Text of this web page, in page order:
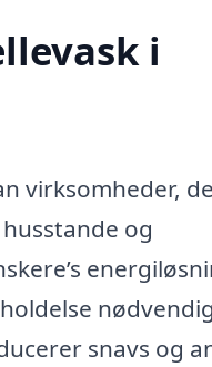
i
virksomheder,
og
snavs og